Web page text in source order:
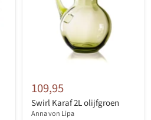
109,95
Swirl Karaf 2L olijfgroen
Anna von Lipa